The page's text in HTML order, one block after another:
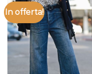
In offerta!